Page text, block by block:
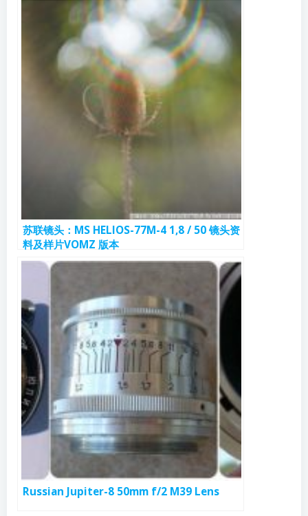
苏联镜头：MS HELIOS-77M-4 1,8 / 50 镜头资
料及样片VOMZ 版本
Russian Jupiter-8 50mm f/2 M39 Lens